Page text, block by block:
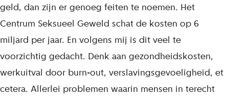
geld, dan zijn er genoeg feiten te noemen. Het
Centrum Seksueel Geweld schat de kosten op 6
miljard per jaar. En volgens mij is dit veel te
voorzichtig gedacht. Denk aan gezondheidskosten,
werkuitval door burn-out, verslavingsgevoeligheid, et
cetera. Allerlei problemen waarin mensen in terecht